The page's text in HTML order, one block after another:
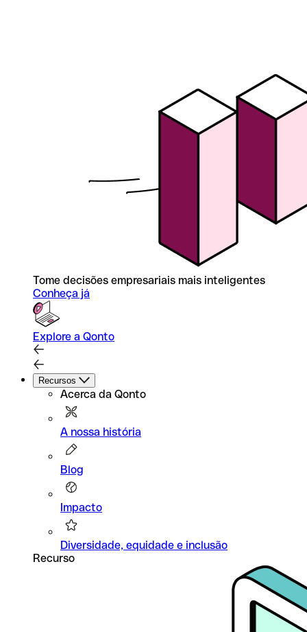
Tome decisões empresariais mais inteligentes
Conheça já
Explore a Qonto
Recursos
Acerca da Qonto
A nossa história
Blog
Impacto
Diversidade, equidade e inclusão
Recurso